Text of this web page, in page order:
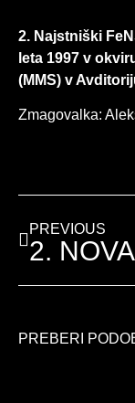
2. Najstniški
leta 1997 v
(MMS) v
Zmagovalka:
PREVIOUS
PREBERI